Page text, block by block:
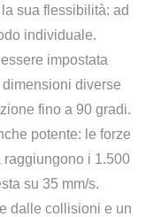
sua flessibilità: ad
individuale.
impostata
diverse
fino a 90 gradi.
potente: le forze
raggiungono i 1.500
su 35 mm/s.
dalle collisioni e un